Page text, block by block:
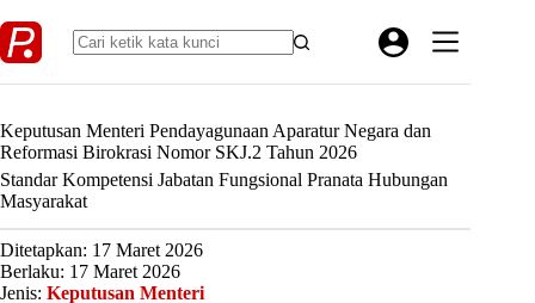
to
content
Keputusan Menteri Pendayagunaan Aparatur Negara dan
Reformasi Birokrasi Nomor SKJ.2 Tahun 2026
Standar Kompetensi Jabatan Fungsional Pranata Hubungan
Masyarakat
Ditetapkan: 17 Maret 2026
Berlaku: 17 Maret 2026
Jenis: Keputusan Menteri